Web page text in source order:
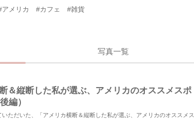
アメリカ #カフェ #雑貨
写真一覧
＆縦断した私が選ぶ、アメリカのオススメスポ
編）
ただいた、「アメリカ横断＆縦断した私が選ぶ、アメリカのオススメス